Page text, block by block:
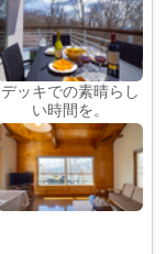
デッキでの素晴らし
い時間を。